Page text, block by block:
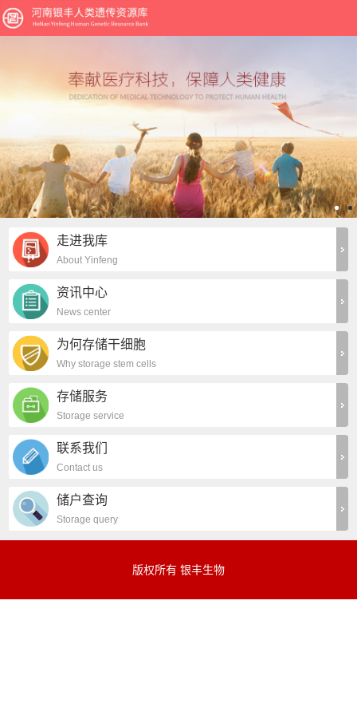
走进我库
About Yinfeng
资讯中心
News center
为何存储干细胞
Why storage stem cells
存储服务
Storage service
联系我们
Contact us
储户查询
Storage query
版权所有 银丰生物